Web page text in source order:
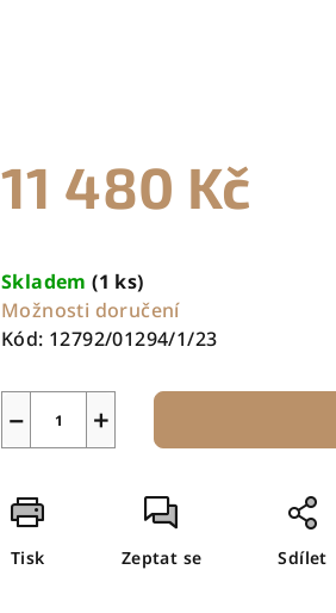
11 480 Kč
cena:
Skladem(1 ks)
Možnosti doručení
Kód: 12792/01294/1/23
+
−
Tisk Zeptat se Sdílet